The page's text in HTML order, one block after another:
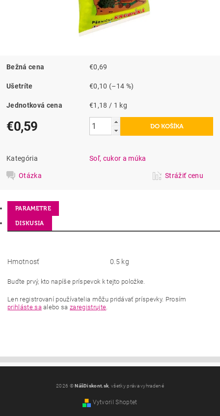
Bežná cena €0,69
Ušetríte €0,10 (–14 %)
Jednotková cena €1,18 / 1 kg
€0,59
Kategória Soľ, cukor a múka
Otázka Strážiť cenu
PARAMETRE
DISKUSIA
Hmotnosť 0.5 kg
Buďte prvý, kto napíše príspevok k tejto položke.
Len registrovaní používatelia môžu pridávať príspevky. Prosím
prihláste sa alebo sazaregistrujte.
2026 ©NášDiskont.sk , všetky práva vyhradené
Vytvoril Shoptet